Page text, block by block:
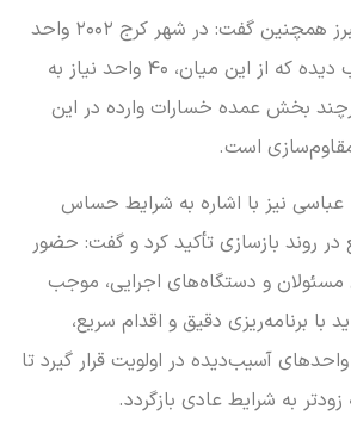
مدیرکل بنیاد مسکن البرز همچنین گفت: در شهر کرج ۲۰۰۲ واحد
مسکونی و تجاری آسیب دیده که از این میان، ۴۰ واحد نیاز به
بخش عمده خسارات وارده در این
است.
نیز با اشاره به شرایط حساس
روند بازسازی تأکید کرد و گفت: حضور
مسئولان و دستگاه‌های اجرایی، موجب
با برنامه‌ریزی دقیق و اقدام سریع،
آسیب‌دیده در اولویت قرار گیرد تا
به شرایط عادی بازگردد.